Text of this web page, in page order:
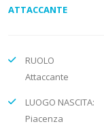
ATTACCANTE
RUOLO
Attaccante
LUOGO NASCITA:
Piacenza